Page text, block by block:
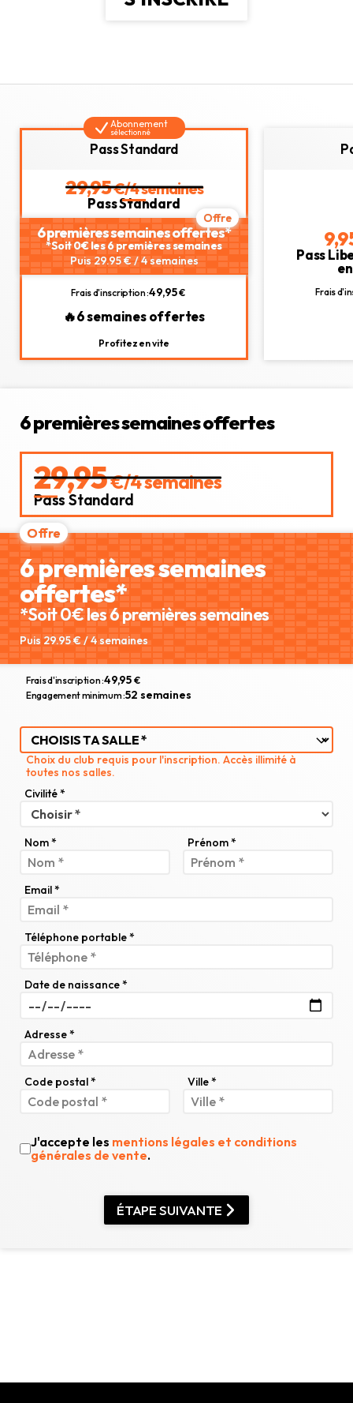
Abonnement
sélectionné
Pass Standard
29,95€/4 semaines
Pass Standard
6 premières semaines offertes*
*Soit 0€ les 6 premières semaines
Puis 29.95 € / 4 semaines
Frais d'inscription :49,95€
🔥6 semaines offertes
Profitez en vite
Pass
Frais
6 premières semaines offertes
29,95€/4 semaines
Pass Standard
6 premières semaines
offertes*
*Soit 0€ les 6 premières semaines
Puis 29.95 € / 4 semaines
Frais d'inscription :49,95€
Engagement minimum :52 semaines
Choix du club requis pour l'inscription. Accès illimité à
toutes nos salles.
Civilité *
Nom * Prénom *
Email *
Téléphone portable *
Date de naissance *
Adresse *
Code postal * Ville *
J'accepte les mentions légales et conditions
générales de vente.
ÉTAPE SUIVANTE